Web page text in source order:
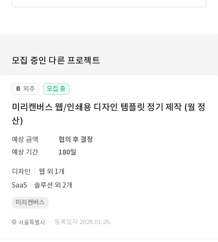
모집 중인 다른 프로젝트
📔 외주 모집 중
미리캔버스 웹/인쇄용 디자인 템플릿 정기 제작 (월 정
산)
예상 금액
협의 후 결정
예상 기간
180일
디자인
웹 외 1개
SaaSㆍ솔루션 외 2개
미리캔버스
서울특별시 · 등록일자 2026.01.26.